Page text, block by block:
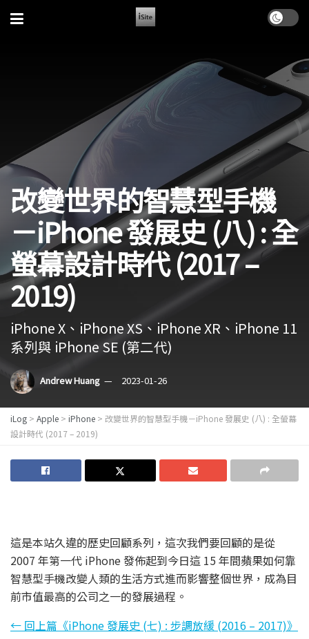
改變世界的智慧型手機
－iPhone 發展史 (八) : 全
螢幕設計時代 (2017 –
2019)
iPhone X、iPhone XS、iPhone XR、iPhone 11
系列與 iPhone SE (第二代)
Andrew Huang 2023-01-26
iLog > Apple > iPhone > 改變世界的智慧型手機－iPhone 發展史 (八) : 全螢幕
設計時代 (2017 – 2019)
這是本站久違的歷史回顧系列，這次我們要回顧的是從
2007 年第一代 iPhone 發佈起到今日這 15 年間蘋果如何靠
智慧型手機改變人類的生活方式進而影響整個世界，成為目
前市值最高的公司之一的發展過程。
← 回上篇《iPhone 發展史 (七) : 步調放緩 (2016 – 2017)》